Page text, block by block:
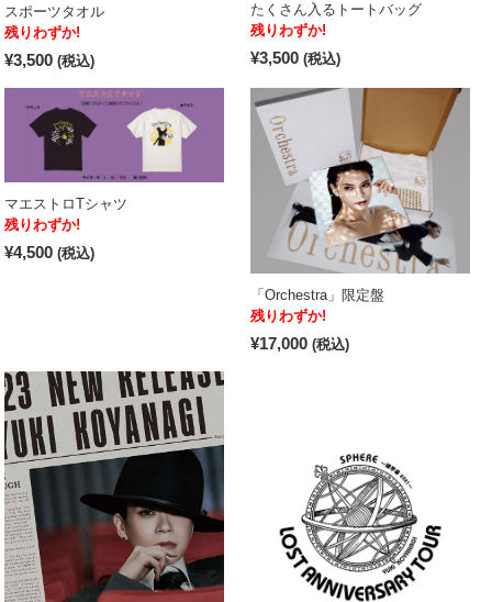
スポーツタオル
残りわずか!
¥3,500 (税込)
たくさん入るトートバッグ
残りわずか!
¥3,500 (税込)
マエストロTシャツ
残りわずか!
¥4,500 (税込)
「Orchestra」限定盤
残りわずか!
¥17,000 (税込)